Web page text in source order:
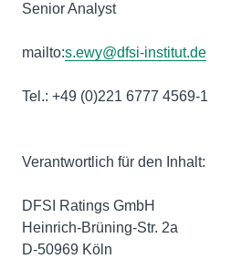
Senior Analyst
mailto:s.ewy@dfsi-institut.de
Tel.: +49 (0)221 6777 4569-1
Verantwortlich für den Inhalt:
DFSI Ratings GmbH
Heinrich-Brüning-Str. 2a
D-50969 Köln